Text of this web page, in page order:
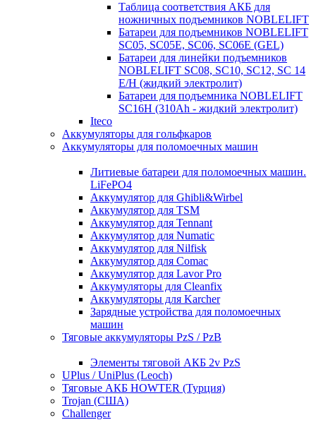
Таблица соответствия АКБ для
ножничных подъемников NOBLELIFT
Батареи для подъемников NOBLELIFT
SC05, SC05E, SC06, SC06E (GEL)
Батареи для линейки подъемников
NOBLELIFT SC08, SC10, SC12, SC 14
E/H (жидкий электролит)
Батареи для подъемника NOBLELIFT
SC16H (310Ah - жидкий электролит)
Iteco
Аккумуляторы для гольфкаров
Аккумуляторы для поломоечных машин
Литиевые батареи для поломоечных машин.
LiFePO4
Аккумулятор для Ghibli&Wirbel
Аккумулятор для TSM
Аккумулятор для Tennant
Аккумулятор для Numatic
Аккумулятор для Nilfisk
Аккумулятор для Comac
Аккумулятор для Lavor Pro
Аккумуляторы для Cleanfix
Аккумуляторы для Karcher
Зарядные устройства для поломоечных
машин
Тяговые аккумуляторы PzS / PzB
Элементы тяговой АКБ 2v PzS
UPlus / UniPlus (Leoch)
Тяговые АКБ HOWTER (Турция)
Trojan (США)
Challenger